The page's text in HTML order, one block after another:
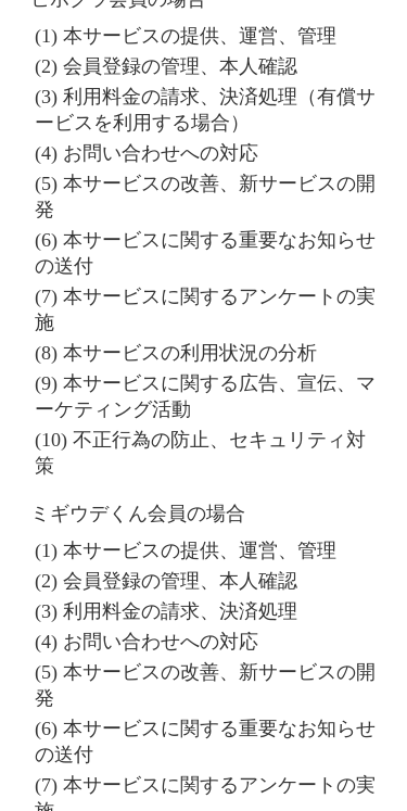
(1) 本サービスの提供、運営、管理
(2) 会員登録の管理、本人確認
(3) 利用料金の請求、決済処理（有償サ
ービスを利用する場合）
(4) お問い合わせへの対応
(5) 本サービスの改善、新サービスの開
発
(6) 本サービスに関する重要なお知らせ
の送付
(7) 本サービスに関するアンケートの実
施
(8) 本サービスの利用状況の分析
(9) 本サービスに関する広告、宣伝、マ
ーケティング活動
(10) 不正行為の防止、セキュリティ対
策
ミギウデくん会員の場合
(1) 本サービスの提供、運営、管理
(2) 会員登録の管理、本人確認
(3) 利用料金の請求、決済処理
(4) お問い合わせへの対応
(5) 本サービスの改善、新サービスの開
発
(6) 本サービスに関する重要なお知らせ
の送付
(7) 本サービスに関するアンケートの実